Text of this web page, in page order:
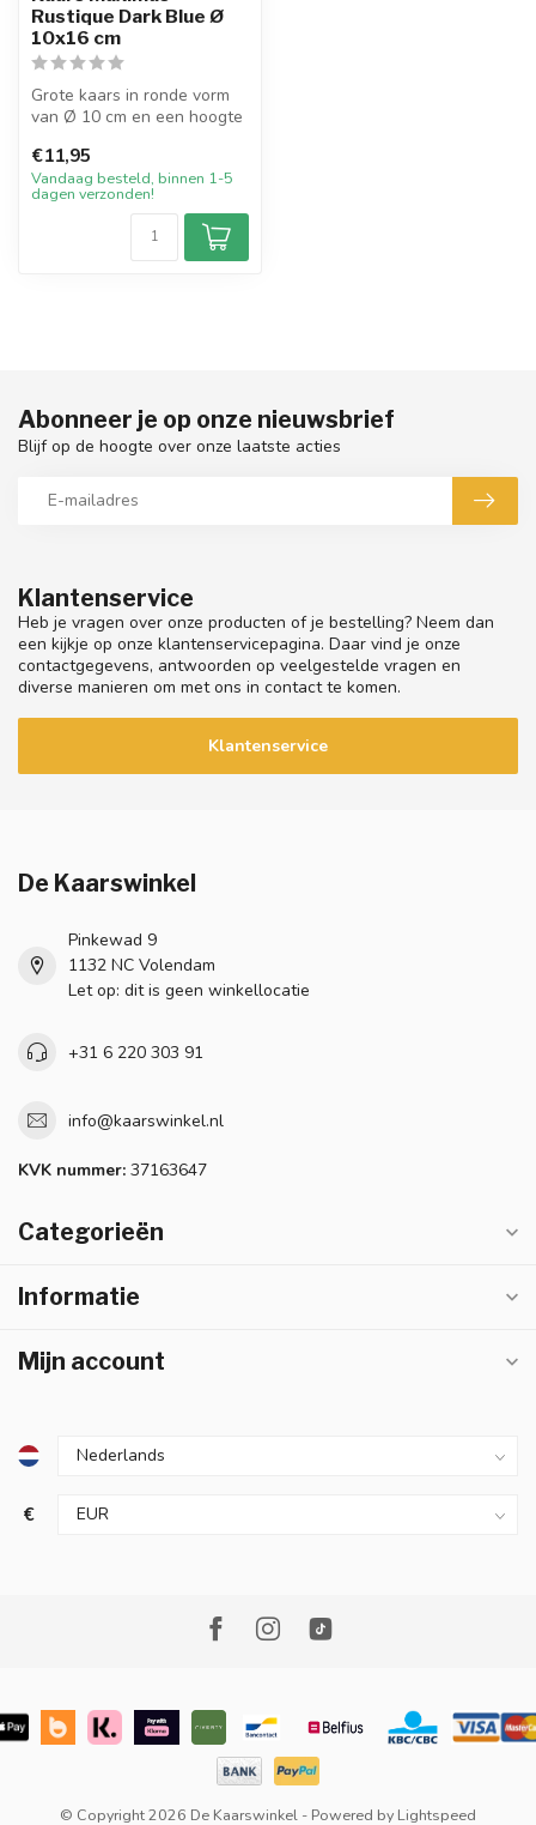
Rustique Dark Blue Ø
10x16 cm
Grote kaars in ronde vorm
van Ø 10 cm en een hoogte
hee...
€11,95
Vandaag besteld, binnen 1-5
dagen verzonden!
Klantenservice
Heb je vragen over onze producten of je bestelling? Neem dan
een kijkje op onze klantenservicepagina. Daar vind je onze
contactgegevens, antwoorden op veelgestelde vragen en
diverse manieren om met ons in contact te komen.
Klantenservice
Abonneer je op onze nieuwsbrief
Blijf op de hoogte over onze laatste acties
De Kaarswinkel
Pinkewad 9
1132 NC Volendam
Let op: dit is geen winkellocatie
+31 6 220 303 91
info@kaarswinkel.nl
KVK nummer: 37163647
Categorieën
Informatie
Mijn account
€
© Copyright 2026 De Kaarswinkel - Powered by Lightspeed